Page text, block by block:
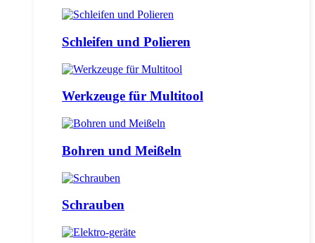
Schleifen und Polieren
Werkzeuge für Multitool
Bohren und Meißeln
Schrauben